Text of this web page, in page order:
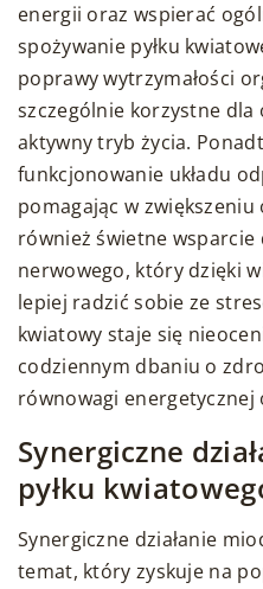
energii oraz wspierać
spożywanie pyłku
poprawy wytrzymałości
szczególnie korzystne dla
aktywny tryb życia.
funkcjonowanie układu
pomagając w
również świetne wsparcie
nerwowego, który dzięki
lepiej radzić sobie ze
kwiatowy staje się
codziennym dbaniu o
równowagi energetycznej
Synergiczne
pyłku
Synergiczne działanie
temat, który zyskuje na